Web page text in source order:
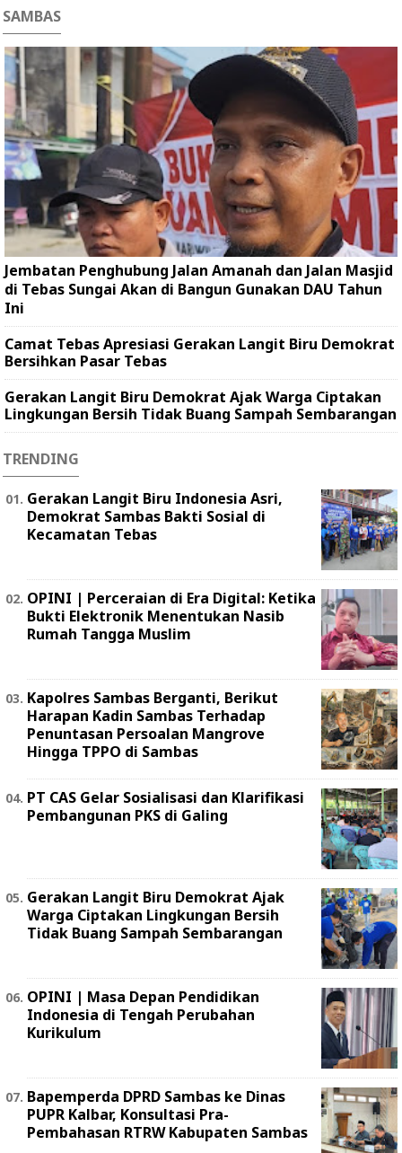
SAMBAS
Jembatan Penghubung Jalan Amanah dan Jalan Masjid
di Tebas Sungai Akan di Bangun Gunakan DAU Tahun
Ini
Camat Tebas Apresiasi Gerakan Langit Biru Demokrat
Bersihkan Pasar Tebas
Gerakan Langit Biru Demokrat Ajak Warga Ciptakan
Lingkungan Bersih Tidak Buang Sampah Sembarangan
TRENDING
Gerakan Langit Biru Indonesia Asri,
Demokrat Sambas Bakti Sosial di
Kecamatan Tebas
OPINI | Perceraian di Era Digital: Ketika
Bukti Elektronik Menentukan Nasib
Rumah Tangga Muslim
Kapolres Sambas Berganti, Berikut
Harapan Kadin Sambas Terhadap
Penuntasan Persoalan Mangrove
Hingga TPPO di Sambas
PT CAS Gelar Sosialisasi dan Klarifikasi
Pembangunan PKS di Galing
Gerakan Langit Biru Demokrat Ajak
Warga Ciptakan Lingkungan Bersih
Tidak Buang Sampah Sembarangan
OPINI | Masa Depan Pendidikan
Indonesia di Tengah Perubahan
Kurikulum
Bapemperda DPRD Sambas ke Dinas
PUPR Kalbar, Konsultasi Pra-
Pembahasan RTRW Kabupaten Sambas